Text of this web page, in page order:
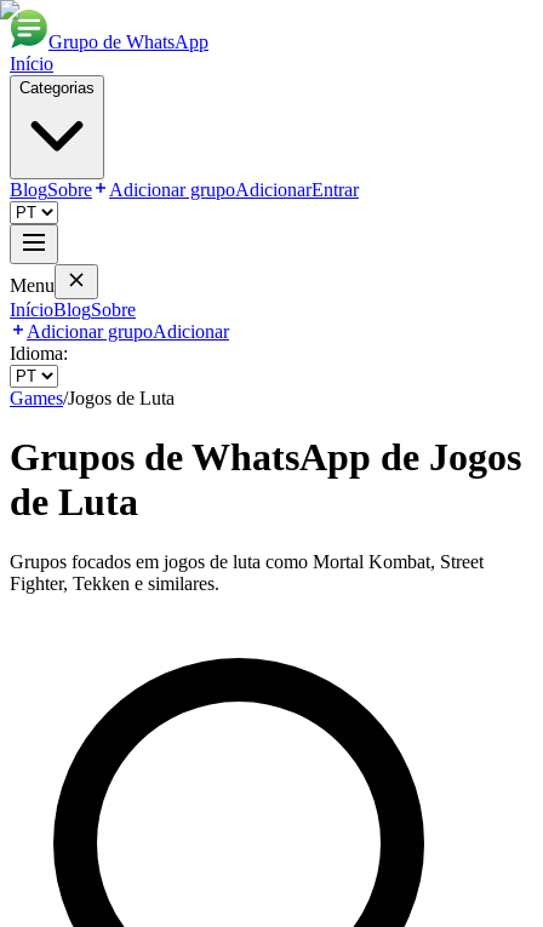
Grupo de WhatsApp
Início
Categorias
BlogSobre Adicionar grupoAdicionarEntrar
Menu
InícioBlogSobre
Adicionar grupoAdicionar
Idioma:
Games/Jogos de Luta
Grupos de WhatsApp de Jogos
de Luta
Grupos focados em jogos de luta como Mortal Kombat, Street
Fighter, Tekken e similares.